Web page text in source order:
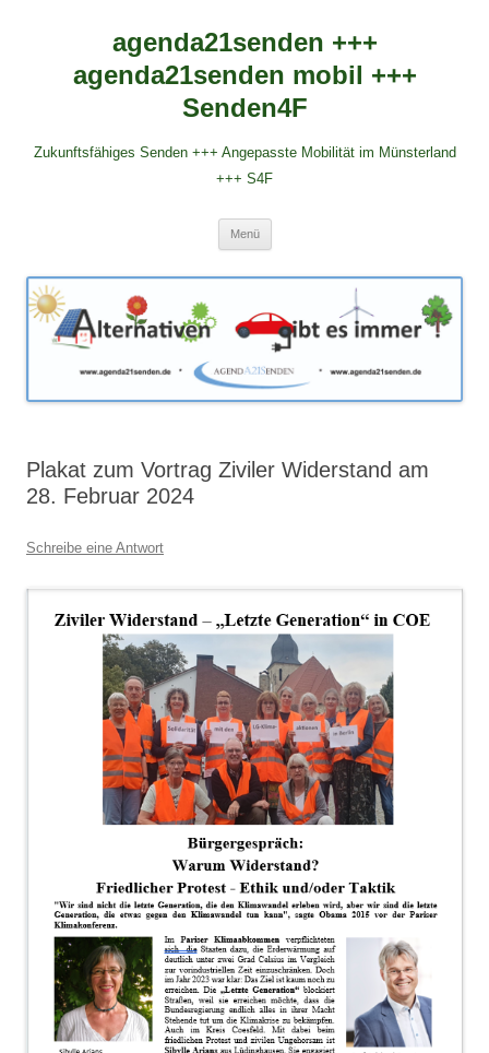
agenda21senden +++
agenda21senden mobil +++
Senden4F
Zukunftsfähiges Senden +++ Angepasste Mobilität im Münsterland
+++ S4F
Menü
Plakat zum Vortrag Ziviler Widerstand am
28. Februar 2024
Schreibe eine Antwort